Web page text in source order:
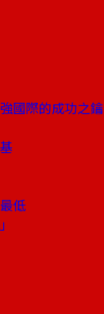
國際的成功之鑰
低